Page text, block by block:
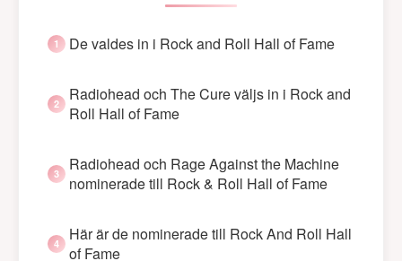
De valdes in i Rock and Roll Hall of Fame
Radiohead och The Cure väljs in i Rock and
Roll Hall of Fame
Radiohead och Rage Against the Machine
nominerade till Rock & Roll Hall of Fame
Här är de nominerade till Rock And Roll Hall
of Fame